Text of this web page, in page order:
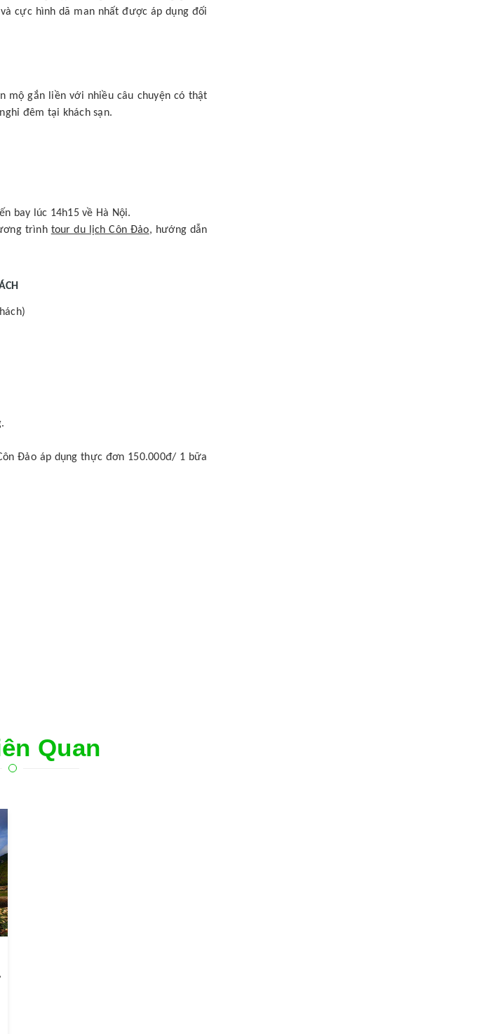
cực hình dã man nhất được áp dụng đối
mộ gắn liền với nhiều câu chuyện có thật
đêm tại khách sạn.
bay lúc 14h15 về Hà Nội.
trình tour du lịch Côn Đảo, hướng dẫn
Đảo áp dụng thực đơn 150.000đ/ 1 bữa
Quan